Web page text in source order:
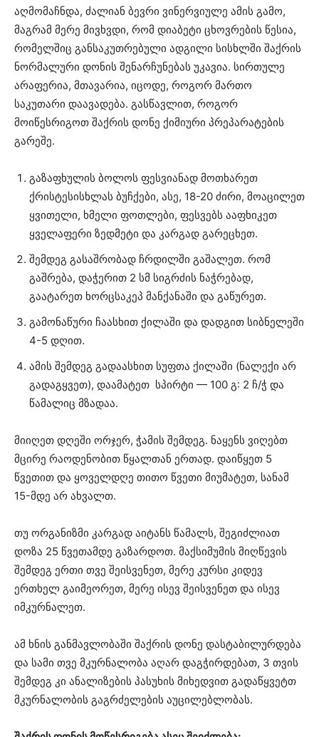
აღმომაჩნდა, ძალიან ბევრი ვინერვიულე ამის გამო,
მაგრამ მერე მივხვდი, რომ დიაბეტი ცხოვრების წესია,
რომელშიც განსაკუთრებული ადგილი სისხლში შაქრის
ნორმალური დონის შენარჩუნებას უკავია. სირთულე
არაფერია, მთავარია, იცოდე, როგორ მართო
საკუთარი დაავადება. გასწავლით, როგორ
მოიწესრიგოთ შაქრის დონე ქიმიური პრეპარატების
გარეშე.
გაზაფხულის ბოლოს ფესვიანად მოთხარეთ
ქრისტესისხლას ბუჩქები, ასე, 18-20 ძირი, მოაცილეთ
ყვითელი, ხმელი ფოთლები, ფესვებს ააფხიკეთ
ყველაფერი ზედმეტი და კარგად გარეცხეთ.
შემდეგ გასაშრობად ჩრდილში გაშალეთ. რომ
გაშრება, დაჭერით 2 სმ სიგრძის ნაჭრებად,
გაატარეთ ხორცსაკეპ მანქანაში და გაწურეთ.
გამონაწური ჩაასხით ქილაში და დადგით სიბნელეში
4-5 დღით.
ამის შემდეგ გადაასხით სუფთა ქილაში (ნალექი არ
გადაგყვეთ), დაამატეთ სპირტი — 100 გ: 2 ჩ/ჭ და
წამალიც მზადაა.
მიიღეთ დღეში ორჯერ, ჭამის შემდეგ. ნაყენს ვიღებთ
მცირე რაოდენობით წყალთან ერთად. დაიწყეთ 5
წვეთით და ყოველდღე თითო წვეთი მიუმატეთ, სანამ
15-მდე არ ახვალთ.
თუ ორგანიზმი კარგად აიტანს წამალს, შეგიძლიათ
დოზა 25 წვეთამდე გაზარდოთ. მაქსიმუმის მიღწევის
შემდეგ ერთი თვე შეისვენეთ, მერე კურსი კიდევ
ერთხელ გაიმეორეთ, მერე ისევ შეისვენეთ და ისევ
იმკურნალეთ.
ამ ხნის განმავლობაში შაქრის დონე დასტაბილურდება
და სამი თვე მკურნალობა აღარ დაგჭირდებათ, 3 თვის
შემდეგ კი ანალიზების პასუხის მიხედვით გადაწყვეტთ
მკურნალობის გაგრძელების აუცილებლობას.